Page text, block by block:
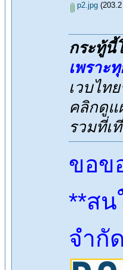
p2.jpg
กระทู้นี้
เพราะ
เวบไท
คลิกดูแ
รวมที่เ
ขอข
**สน
จำกั